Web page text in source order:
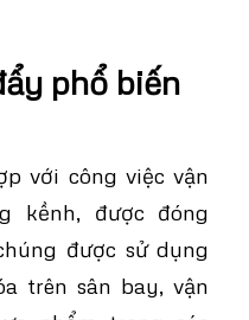
phổ biến
với công việc vận
kềnh, được đóng
được sử dụng
trên sân bay, vận